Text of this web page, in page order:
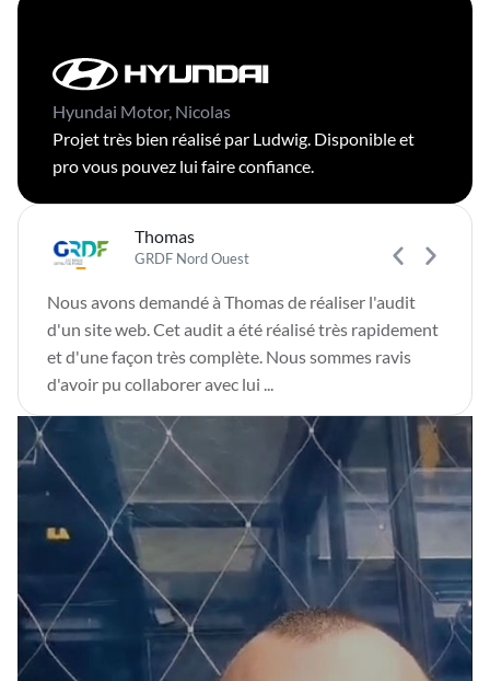
Hyundai Motor, Nicolas
Projet très bien réalisé par Ludwig. Disponible et
pro vous pouvez lui faire confiance.
Thomas
GRDF Nord Ouest
Nous avons demandé à Thomas de réaliser l'audit
d'un site web. Cet audit a été réalisé très rapidement
et d'une façon très complète. Nous sommes ravis
d'avoir pu collaborer avec lui ...